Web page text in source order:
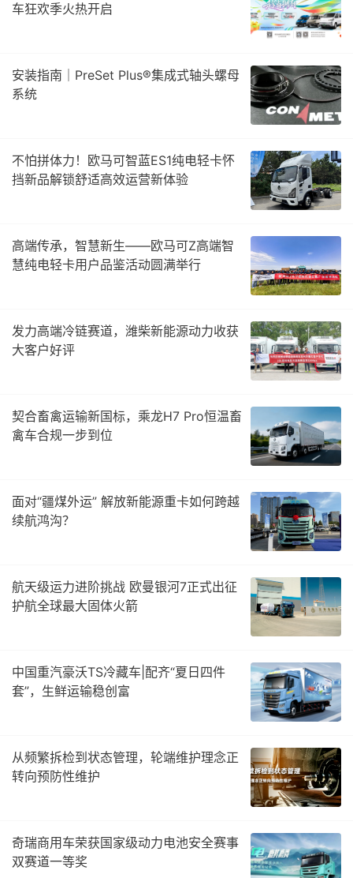
车狂欢季火热开启
安装指南｜PreSet Plus®集成式轴头螺母
系统
不怕拼体力！欧马可智蓝ES1纯电轻卡怀
挡新品解锁舒适高效运营新体验
高端传承，智慧新生——欧马可Z高端智
慧纯电轻卡用户品鉴活动圆满举行
发力高端冷链赛道，潍柴新能源动力收获
大客户好评
契合畜禽运输新国标，乘龙H7 Pro恒温畜
禽车合规一步到位
面对“疆煤外运” 解放新能源重卡如何跨越
续航鸿沟？
航天级运力进阶挑战 欧曼银河7正式出征
护航全球最大固体火箭
中国重汽豪沃TS冷藏车|配齐“夏日四件
套”，生鲜运输稳创富
从频繁拆检到状态管理，轮端维护理念正
转向预防性维护
奇瑞商用车荣获国家级动力电池安全赛事
双赛道一等奖